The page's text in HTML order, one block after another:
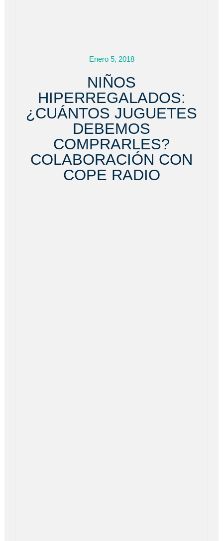
Enero 5, 2018
NIÑOS
HIPERREGALADOS:
¿CUÁNTOS JUGUETES
DEBEMOS
COMPRARLES?
COLABORACIÓN CON
COPE RADIO